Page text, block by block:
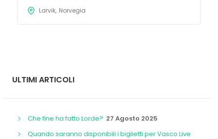
Larvik Norvegia
ULTIMI ARTICOLI
Che fine ha fatto Lorde? 27 Agosto 2025
Quando saranno disponibili i biglietti per Vasco Live